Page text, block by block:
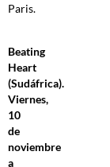
Paris.
Beating
Heart
(Sudáfrica).
Viernes,
10
de
noviembre
a